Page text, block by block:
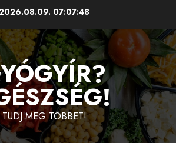
07:07:49
TUDJ MEG TÖBBET!